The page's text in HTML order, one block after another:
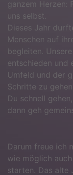
ganzem Herzen:
uns selbst.
Dieses Jahr
Menschen auf
begleiten.
entschieden und
Umfeld und der
Schritte zu
Du schnell
dann geh
Darum freue ich
wie möglich
starten. Das alte